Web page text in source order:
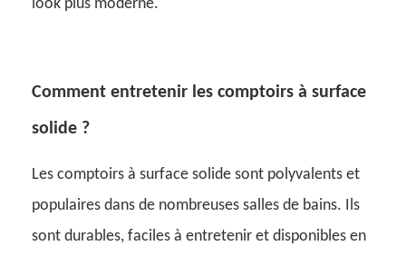
look plus moderne.
Comment entretenir les comptoirs à surface
solide ?
Les comptoirs à surface solide sont polyvalents et
populaires dans de nombreuses salles de bains. Ils
sont durables, faciles à entretenir et disponibles en